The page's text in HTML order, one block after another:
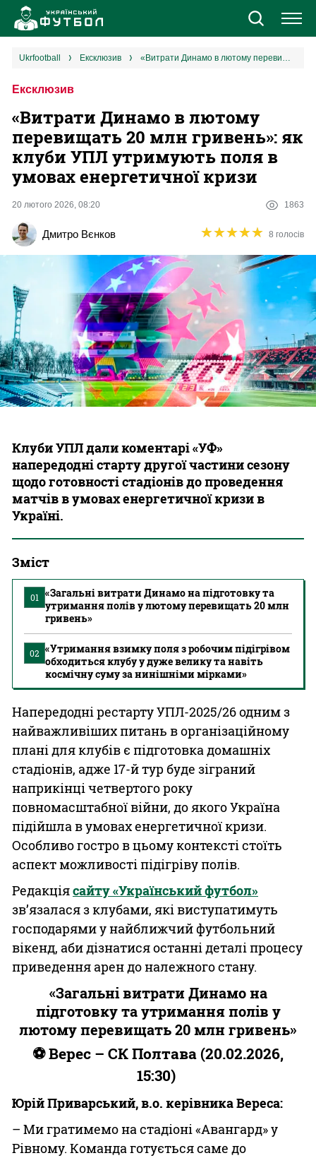
Новини
Єврокубки
УПЛ
Різне
Букмекери
Казино
ukrfootball ексклюзив «Витрати Динамо в лютому перевищать 20 млн гривень»: як клуби УПЛ утримують поля в умовах енергетичної кризи
Ексклюзив
«Витрати Динамо в лютому
перевищать 20 млн гривень»: як
клуби УПЛ утримують поля в
умовах енергетичної кризи
20 лютого 2026, 08:20 1863
Дмитро Вєнков ★★★★★
★★★★★ 8 голосів
Клуби УПЛ дали коментарі «УФ»
напередодні старту другої частини сезону
щодо готовності стадіонів до проведення
матчів в умовах енергетичної кризи в
Україні.
Зміст
01
«Загальні витрати Динамо на підготовку та
утримання полів у лютому перевищать 20 млн
гривень»
02 «Утримання взимку поля з робочим підігрівом
обходиться клубу у дуже велику та навіть
космічну суму за нинішніми мірками»
Напередодні рестарту УПЛ-2025/26 одним з
найважливіших питань в організаційному
плані для клубів є підготовка домашніх
стадіонів, адже 17-й тур буде зіграний
наприкінці четвертого року
повномасштабної війни, до якого Україна
підійшла в умовах енергетичної кризи.
Особливо гостро в цьому контексті стоїть
аспект можливості підігріву полів.
Редакціясайту «Український футбол»
зв’язалася з клубами, які виступатимуть
господарями у найближчий футбольний
вікенд, аби дізнатися останні деталі процесу
приведення арен до належного стану.
«Загальні витрати Динамо на
підготовку та утримання полів у
лютому перевищать 20 млн гривень»
⚽ Верес – СК Полтава (20.02.2026,
15:30)
Юрій Приварський, в.о. керівника Вереса:
– Ми гратимемо на стадіоні «Авангард» у
Рівному. Команда готується саме до